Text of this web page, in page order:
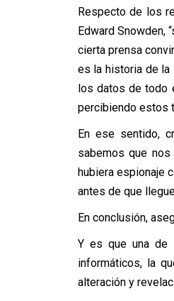
Respecto de los
Edward Snowden,
cierta prensa
es la historia de la
los datos de todo
percibiendo estos
En ese sentido,
sabemos que
hubiera espionaje
antes de que
En conclusión,
Y es que una de
informáticos, la
alteración y